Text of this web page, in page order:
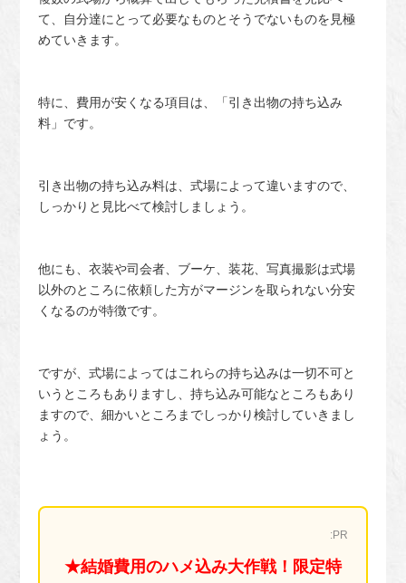
て、自分達にとって必要なものとそうでないものを見極
めていきます。
特に、費用が安くなる項目は、「引き出物の持ち込み
料」です。
引き出物の持ち込み料は、式場によって違いますので、
しっかりと見比べて検討しましょう。
他にも、衣装や司会者、ブーケ、装花、写真撮影は式場
以外のところに依頼した方がマージンを取られない分安
くなるのが特徴です。
ですが、式場によってはこれらの持ち込みは一切不可と
いうところもありますし、持ち込み可能なところもあり
ますので、細かいところまでしっかり検討していきまし
ょう。
:PR
★結婚費用のハメ込み大作戦！限定特